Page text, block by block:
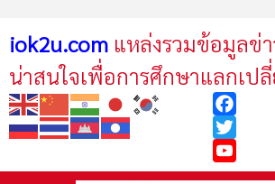
iok2u.com แหล่งรวมข้อมูลข่า
น่าสนใจเพื่อการศึกษาแลกเป
Facebook
Twitter
YouTube